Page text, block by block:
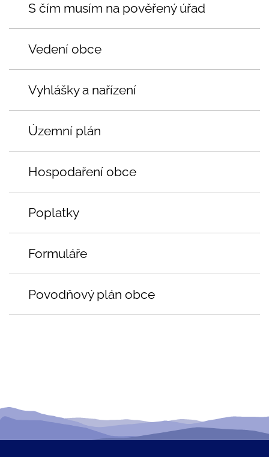
S čím musím na pověřený úřad
Vedení obce
Vyhlášky a nařízení
Územní plán
Hospodaření obce
Poplatky
Formuláře
Povodňový plán obce